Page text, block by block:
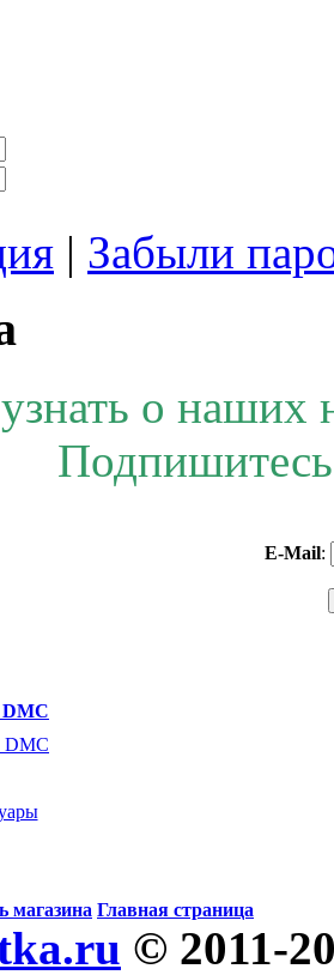
| Забыли
о наших
E-Mail:
DMC
магазина Главная страница
© 2011-